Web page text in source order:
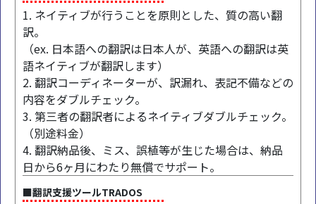
1. ネイティブが行うことを原則とした、質の高い翻
訳。
（ex. 日本語への翻訳は日本人が、英語への翻訳は英
語ネイティブが翻訳します）
2. 翻訳コーディネーターが、訳漏れ、表記不備などの
内容をダブルチェック。
3. 第三者の翻訳者によるネイティブダブルチェック。
（別途料金）
4. 翻訳納品後、ミス、誤植等が生じた場合は、納品
日から6ヶ月にわたり無償でサポート。
■翻訳支援ツールTRADOS